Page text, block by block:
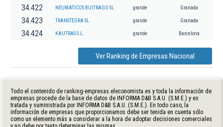
34.422 NEUMATICOS BUITRAGO SL grande Granada
34.423 TRANSTEGRA SL grande Granada
34.424 KAUTRAS S.L. grande Barcelona
Ver Ranking de Empresas Nacional
Todo el contenido de ranking-empresas.eleconomista.es y toda la información de
empresas procede de la base de datos de INFORMA D&B S.A.U. (S.M.E.) y es
tratada y suministrada por INFORMA D&B S.A.U. (S.M.E.). En todo caso, la
información de empresas que proporcionamos debe ser tenida en cuenta sólo
como un elemento más a considerar a la hora de adoptar decisiones comerciales